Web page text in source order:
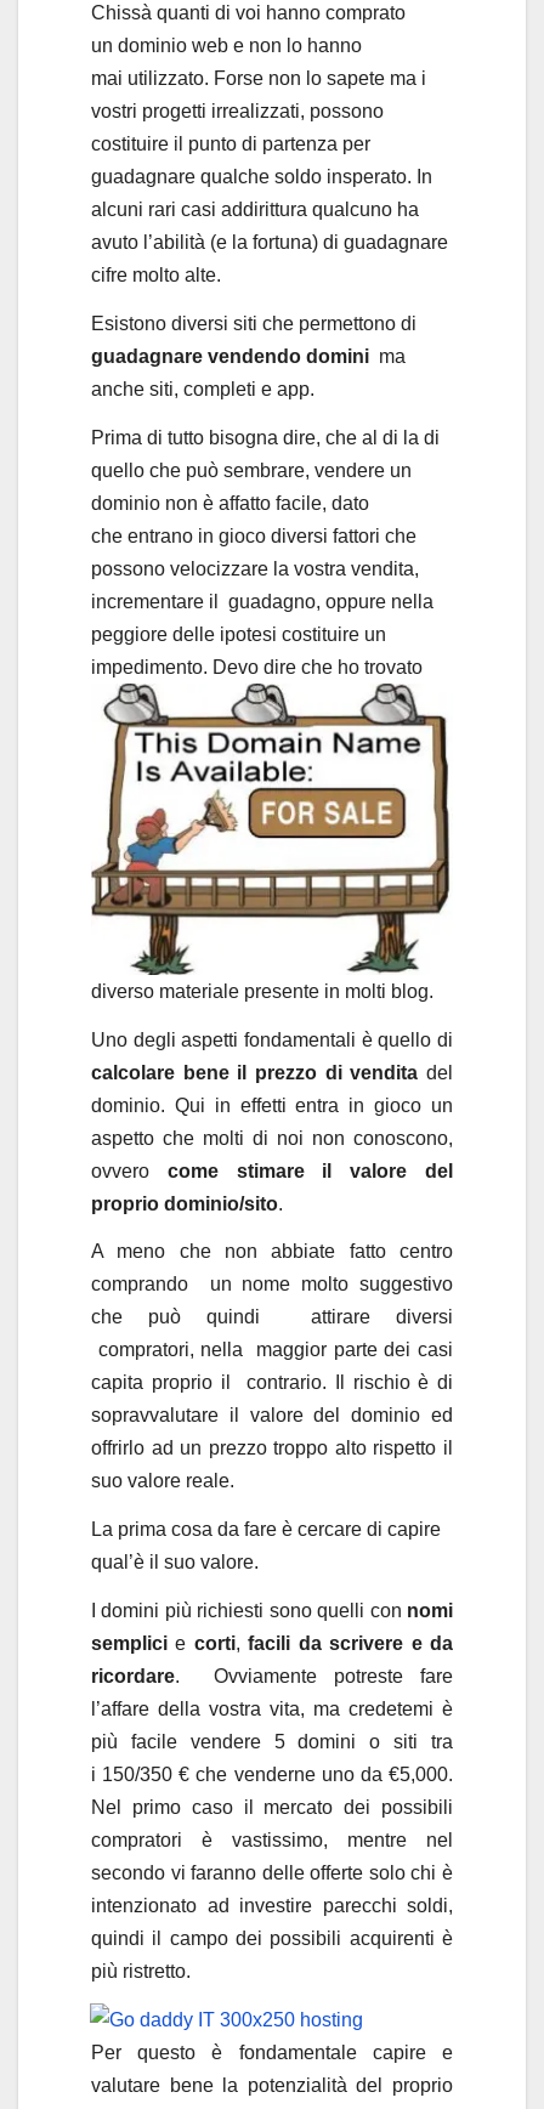
Chissà quanti di voi hanno comprato
un dominio web e non lo hanno
mai utilizzato. Forse non lo sapete ma i
vostri progetti irrealizzati, possono
costituire il punto di partenza per
guadagnare qualche soldo insperato. In
alcuni rari casi addirittura qualcuno ha
avuto l’abilità (e la fortuna) di guadagnare
cifre molto alte.
Esistono diversi siti che permettono di
guadagnare vendendo domini ma
anche siti, completi e app.
Prima di tutto bisogna dire, che al di la di
quello che può sembrare, vendere un
dominio non è affatto facile, dato
che entrano in gioco diversi fattori che
possono velocizzare la vostra vendita,
incrementare il guadagno, oppure nella
peggiore delle ipotesi costituire un
impedimento. Devo dire che ho trovato
diverso materiale presente in molti blog.
Uno degli aspetti fondamentali è quello di
calcolare bene il prezzo di vendita del
dominio. Qui in effetti entra in gioco un
aspetto che molti di noi non conoscono,
ovvero come stimare il valore del
proprio dominio/sito.
A meno che non abbiate fatto centro
comprando un nome molto suggestivo
che può quindi attirare diversi
compratori, nella maggior parte dei casi
capita proprio il contrario. Il rischio è di
sopravvalutare il valore del dominio ed
offrirlo ad un prezzo troppo alto rispetto il
suo valore reale.
La prima cosa da fare è cercare di capire
qual’è il suo valore.
I domini più richiesti sono quelli con nomi
semplici e corti,facili da scrivere e da
ricordare. Ovviamente potreste fare
l’affare della vostra vita, ma credetemi è
più facile vendere 5 domini o siti tra
i 150/350 € che venderne uno da €5,000.
Nel primo caso il mercato dei possibili
compratori è vastissimo, mentre nel
secondo vi faranno delle offerte solo chi è
intenzionato ad investire parecchi soldi,
quindi il campo dei possibili acquirenti è
più ristretto.
Per questo è fondamentale capire e
valutare bene la potenzialità del proprio